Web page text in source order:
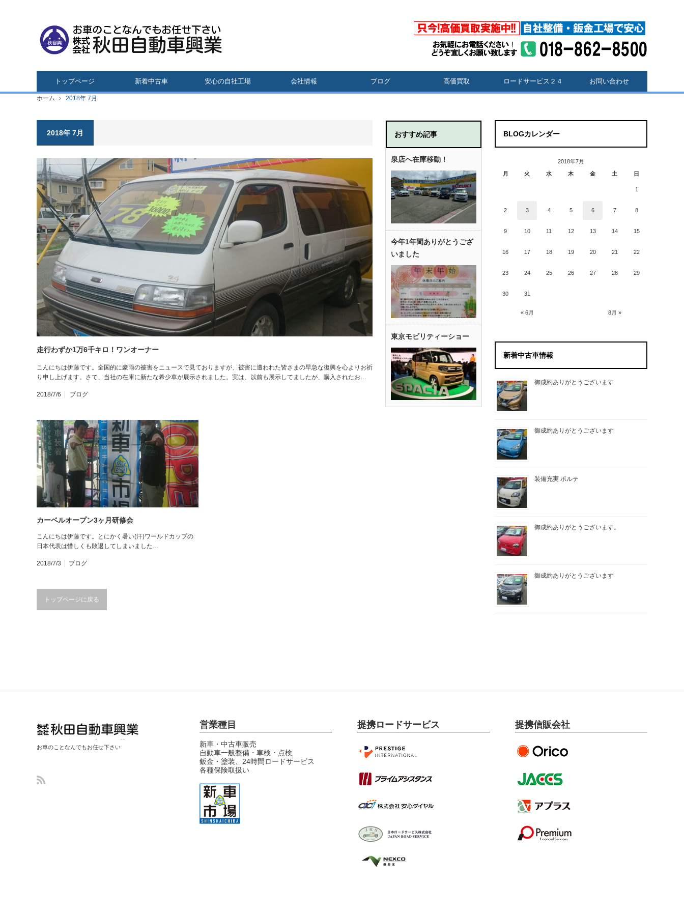
トップページ 新着中古車 安心の自社工場 会社情報 ブログ 高価買取 ロードサービス２４ お問い合わせ
ホーム 2018年 7月
2018年 7月
走行わずか1万6千キロ！ワンオーナー
こんにちは伊藤です。全国的に豪雨の被害をニュースで見ておりますが、被害に遭われた皆さまの早急な復興を心よりお祈
り申し上げます。さて、当社の在庫に新たな希少車が展示されました。実は、以前も展示してましたが、購入されたお…
2018/7/6 ブログ
カーベルオープン3ヶ月研修会
こんにちは伊藤です。とにかく暑い(汗)ワールドカップの
日本代表は惜しくも敗退してしまいました…
2018/7/3 ブログ
トップページに戻る
おすすめ記事
泉店へ在庫移動！
今年1年間ありがとうござ
いました
東京モビリティーショー
BLOGカレンダー
2018年7月
月
火 水 木 金 土 日
« 6月 8月 »
1
2 3 4 5 6 7 8
9 10 11 12 13 14 15
16 17 18 19 20 21 22
23 24 25 26 27 28 29
30 31
新着中古車情報
御成約ありがとうございます
御成約ありがとうございます
装備充実 ポルテ
御成約ありがとうございます。
御成約ありがとうございます
営業種目
新車・中古車販売
自動車一般整備・車検・点検
鈑金・塗装、24時間ロードサービス
各種保険取扱い
提携ロードサービス
ョナル提携
携
提携信販会社
ション提携
秋田自動車興業
鈑金塗装修理)
お車のことなんでもお任せ下さい